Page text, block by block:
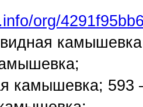
камышевка;